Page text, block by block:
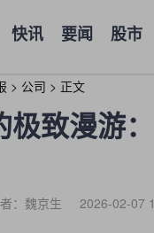
快讯 要闻 股市
> 公司 > 正文
极致漫游
：魏京生 2026-02-07